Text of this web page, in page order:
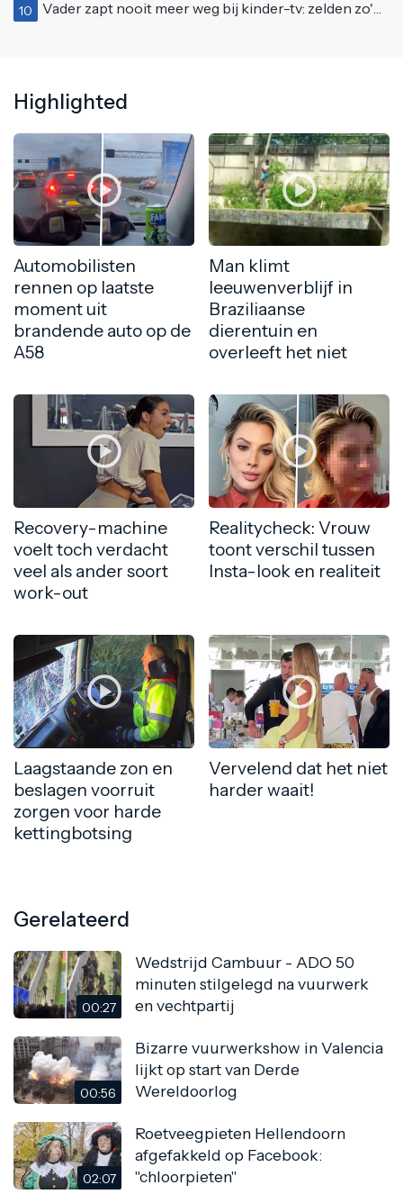
10 Vader zapt nooit meer weg bij kinder-tv: zelden zo'n 'beweeglijke' kikker gezien
Highlighted
Automobilisten
rennen op laatste
moment uit
brandende auto op de
A58
Man klimt
leeuwenverblijf in
Braziliaanse
dierentuin en
overleeft het niet
Recovery-machine
voelt toch verdacht
veel als ander soort
work-out
Realitycheck: Vrouw
toont verschil tussen
Insta-look en realiteit
Laagstaande zon en
beslagen voorruit
zorgen voor harde
kettingbotsing
Vervelend dat het niet
harder waait!
Gerelateerd
00:27
Wedstrijd Cambuur - ADO 50
minuten stilgelegd na vuurwerk
en vechtpartij
00:56
Bizarre vuurwerkshow in Valencia
lijkt op start van Derde
Wereldoorlog
02:07
Roetveegpieten Hellendoorn
afgefakkeld op Facebook:
"chloorpieten"